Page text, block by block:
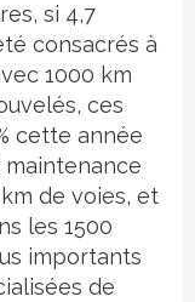
si 4,7
consacrés à
1000 km
ces
cette année
maintenance
de voies, et
les 1500
importants
de